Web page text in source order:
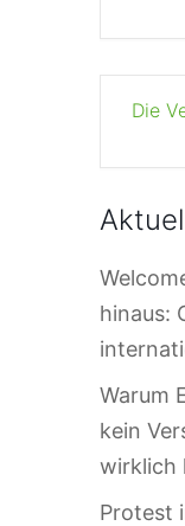
Die
hinaus:
Warum
kein
wirklich
Protest